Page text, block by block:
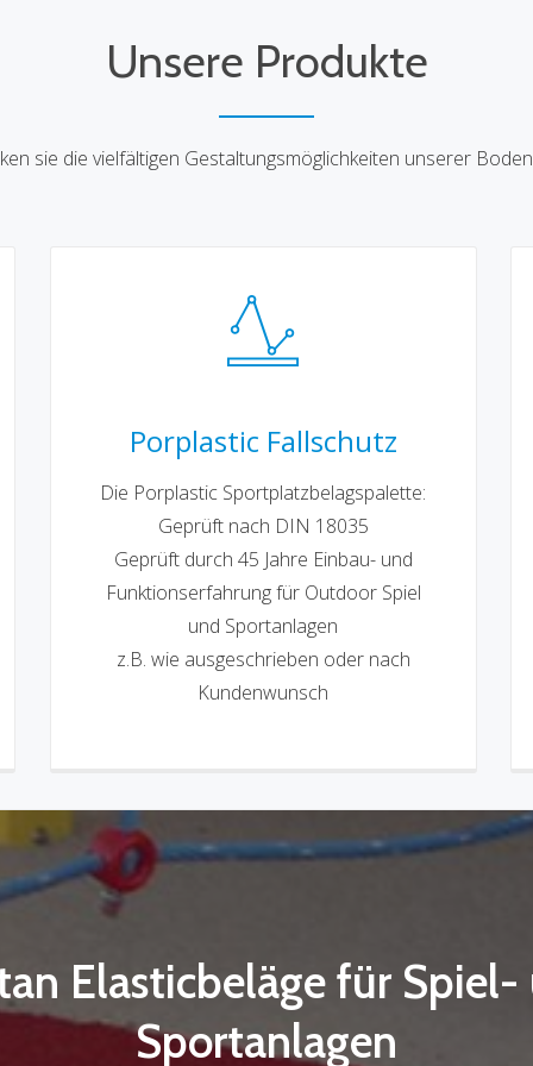
Unsere Produkte
sie die vielfältigen Gestaltungsmöglichkeiten unserer
Porplastic Fallschutz
Die Porplastic Sportplatzbelagspalette:
Geprüft nach DIN 18035
Geprüft durch 45 Jahre Einbau- und
Funktionserfahrung für Outdoor Spiel
und Sportanlagen
z.B. wie ausgeschrieben oder nach
Kundenwunsch
Elasticbeläge für Spiel-
Sportanlagen